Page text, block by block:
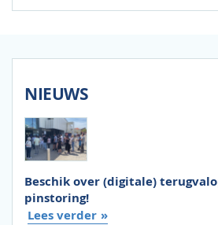
NIEUWS
Beschik over (digitale)
pinstoring!
Lees verder